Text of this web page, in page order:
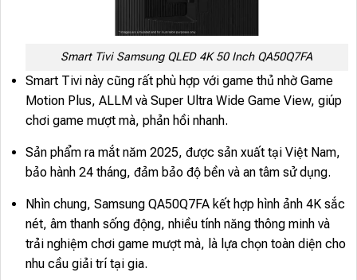
Smart Tivi Samsung QLED 4K 50 Inch QA50Q7FA
Smart Tivi này cũng rất phù hợp với game thủ nhờ Game
Motion Plus, ALLM và Super Ultra Wide Game View, giúp
chơi game mượt mà, phản hồi nhanh.
Sản phẩm ra mắt năm 2025, được sản xuất tại Việt Nam,
bảo hành 24 tháng, đảm bảo độ bền và an tâm sử dụng.
Nhìn chung, Samsung QA50Q7FA kết hợp hình ảnh 4K sắc
nét, âm thanh sống động, nhiều tính năng thông minh và
trải nghiệm chơi game mượt mà, là lựa chọn toàn diện cho
nhu cầu giải trí tại gia.